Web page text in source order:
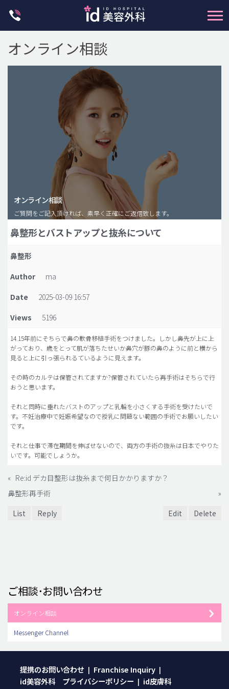
脂肪注入(アンチエイジング)
豊胸手術・バストアップ
プチ整形
idリアルストーリー
idニュース
病院紹介
安全整形
料金一覧
オンライン相談
オンライン相談
ご質問をご記入頂ければ、素早く正確にご返信致します。
鼻整形とバストアップと抜糸について
鼻整形
Author
ma
Date
2025-03-09 16:57
Views
5196
14.15年前にそちらで鼻の軟骨移植手術をつけました。しかし鼻先が上に上
がっており、歳をとって肌が落ちたせいか鼻穴が豚の鼻のように前と横から
見ると上に引っ張られるているように見えます。
その時のカルテは保管されてますか?保管されていたら再手術はそちらで行
おうと思います。
それと同時に垂れたバストのアップと乳輪を小さくする手術を受けたいで
す。不妊治療中で妊娠希望なので授乳に問題ない範囲の手術でお願いしたい
です。
それと仕事で滞在期間を伸ばせないので、両方の手術の抜糸は日本でやりた
いです。可能でしょうか。
« Re:id デカ目整形は抜糸まで何日かかりますか？
鼻整形再手術
»
List
Reply Edit Delete
ご相談･お問い合わせ
オンライン相談
Messenger Channel
提携のお問い合わせ | Franchise Inquiry |
id美容外科 プライバシーポリシー | id皮膚科